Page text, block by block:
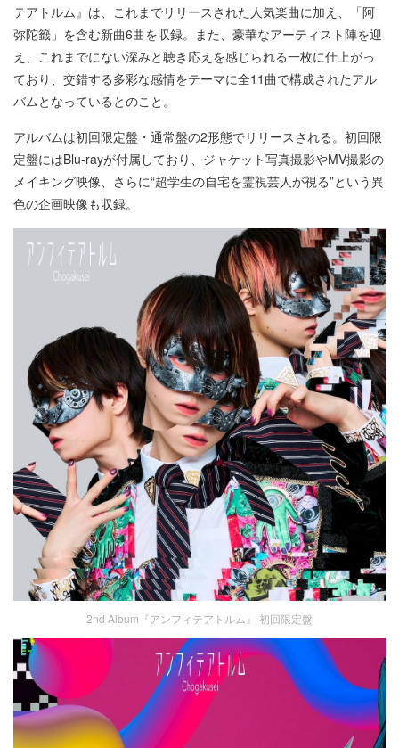
テアトルム』は、これまでリリースされた人気楽曲に加え、「阿
弥陀籤」を含む新曲6曲を収録。また、豪華なアーティスト陣を迎
え、これまでにない深みと聴き応えを感じられる一枚に仕上がっ
ており、交錯する多彩な感情をテーマに全11曲で構成されたアル
バムとなっているとのこと。
アルバムは初回限定盤・通常盤の2形態でリリースされる。初回限
定盤にはBlu-rayが付属しており、ジャケット写真撮影やMV撮影の
メイキング映像、さらに“超学生の自宅を霊視芸人が視る”という異
色の企画映像も収録。
2nd Album『アンフィテアトルム』 初回限定盤